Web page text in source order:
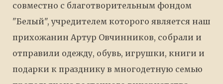
совместно с благотворительным фондом
"Белый", учредителем которого является наш
прихожанин Артур Овчинников, собрали и
отправили одежду, обувь, игрушки, книги и
подарки к празднику в многодетную семью